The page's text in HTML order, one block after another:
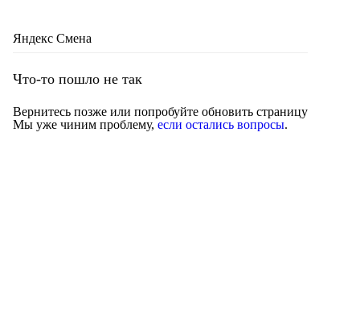
Яндекс Смена
Что-то пошло не так
Вернитесь позже или попробуйте обновить страницу
Мы уже чиним проблему, если остались вопросы.